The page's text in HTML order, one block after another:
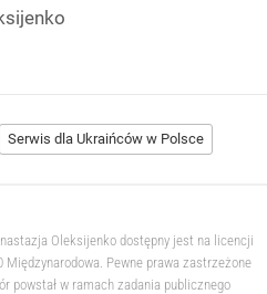
Serwis dla Ukraińców w Polsce
Oleksijenko dostępny jest na licencji
Pewne prawa zastrzeżone
powstał w ramach zadania publicznego